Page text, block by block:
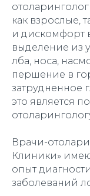
как взрослые,
и дискомфорт
выделение из
лба, носа,
першение в
затрудненное
это является
Врачи-
Клиники»
опыт
заболеваний